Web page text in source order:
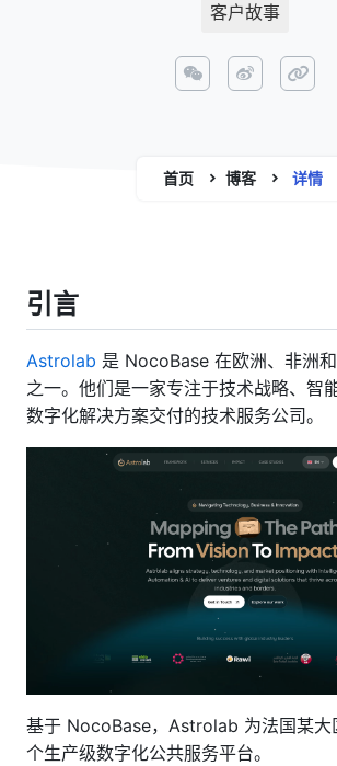
客户故事
首页 博客 详情
引言
Astrolab 是 NocoBase 在欧洲、非洲
之一。他们是一家专注于技术战略、智
数字化解决方案交付的技术服务公司。
基于 NocoBase，Astrolab 为法国某大
个生产级数字化公共服务平台。